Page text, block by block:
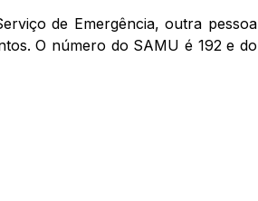
de Emergência, outra pessoa
O número do SAMU é 192 e do